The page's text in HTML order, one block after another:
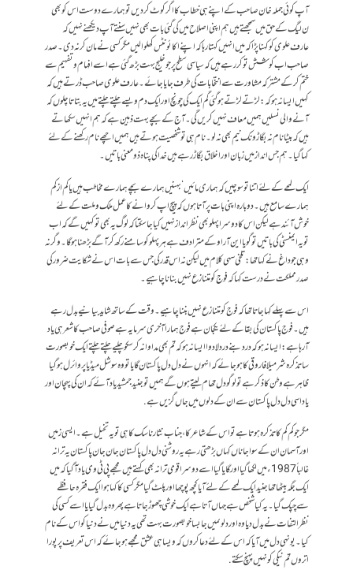
آپ کوئی جملہ خان صاحب کے اپنے ہی خطاب کا اگر کوٹ کر دیں تو ہمارے دوست اس کو بھی
ن لیگ کے حق میں سمجھتے ہیں ہم اپنی اصلاح میں کی گئی بات بھی نہیں سنتے آپ دیکھنے نہیں کہ
عارف علوی کو کہنا پڑا کہ میں انہیں کہتا رہا کہ اپنے اکائونٹس کھلوا لیں مگر کسی نے مان کر نہ دی۔ صدر
صاحب اب کوشش تو کر رہے ہیں کہ سیاسی سطح پر جو خلیج بہت بڑھ گئی ہے اسے افہام و تفہیم سے
ختم کر کے مشترکہ مشاورت سے انتخابات کی طرف جایا جائے۔عارف علوی صاحب ڈرتے ہیں کہ
کہیں ایسا نہ ہو کہ : لڑتے لڑتے ہو گئی گم ایک کی چونچ اور ایک دم ویسے چلتے چلتے میں یہ بتاتا چلوں کہ
آنے والی نسلیں ہمیں معاف نہیں کریں گی۔آج کے بچے بہت ذہین ہے کہ ہم انہیں سکھاتے
ہیں کہ بیٹا نام نہ بگاڑو نک نیم بھی نہ لو۔نام ہی تو شخصیت ہوتے ہیں ہمیں اچھے نام رکھنے کے لئے
کہا گیا ۔ہم جس انداز میں زبان اور اخلاق بگاڑ رہے ہیں خدا کی پناہ ذومعنی باتیں۔
ایک لمحے کے لئے اتنا تو سوچیں کہ ہماری مائیں‘ بہنیں ہمارے بچے ہمارے مخاطب ہیں یا کم از کم
ہمارے سامع ہیں۔ دوبارہ اپنی بات پر آتا ہوں کہ پیچ اپ کروانے کا عمل ملک و ملت کے لئے
خوش آئند ہے لیکن اس کا دوسرا پہلو بھی نظرانداز نہیں کیا جا سکتا کہ لوگ یہ بھی تو کہیں گے کہ اب
تو یہ ایمنسٹی کی باتیں تو گویا این آر او کے مترادف ہے ہر پہلو کو سامنے رکھ کر آگے بڑھنا ہو گا۔ وگرنہ
وہی جو داغ نے کہا تھا: تلخی سہی کلام میں لیکن نہ اس قدر کی جس سے بات اس نے شکایت ضرور کی
صدر مملکت نے درست کہا کہ فوج کو متنازع نہیں بنانا چاہیے۔
اس سے پہلے کہا جاتا تھا کہ فوج کو متنازع نہیں بننا چاہیے۔ وقت کے ساتھ شاید بیانیے بدل رہے
ہیں۔ فوج پاکستان کی بقا کے لئے یکجان ہے فوج ہمارا آخری سرمایہ ہے صوفی صاحب کا شعر ہی یاد
آ رہا ہے: ایسا نہ ہو کہ درد بنے درد لادوا ایسا نہ ہو کہ تم بھی مداوا نہ کر سکو چلیے چلتے چلتے ایک خوبصورت
سا تذکرہ شرمیلا فاروقی کا ہو جائے کہ انہوں نے دل دل پاکستان گایا تو وہ سوشل میڈیا پر وائرل ہو گیا
ظاہرہے وطن کا ذکر ہے تو لوگو دل تھام لیتے ہوں گے ہمیں تو جنید جمشید یاد آئے کہ ان کی پہچان اور
یاد اسی دل دل پاکستان سے ان کے دلوں میں جاں گزیں ہے.
مگر جو کم کم کا تذکرہ ہوتا ہے تو اس کے شاعر کا، جناب نثار ناسک کا ہی تو یہ تخیل ہے۔ ایسی زمیں
اور آسمان ان کے سوا جاناں کہاں بڑھتی رہے یہ روشنی دل دل پاکستان جان جان پاکستان یہ ترانہ
غالباً 1987ء میں لکھا گیا اور گایا گیا اسے دوسرا قومی ترانہ بھی کہتے ہیں مجھے پی ٹی وی یاد آ گیا کہ میں
ایک جگہ بیٹھا تھا جنید ایک لمحے کے لئے آیا کچھ پوچھا اور پلٹ گیا مگر کسی کا کہا ہوا ایک فقرہ حافظے
سے چپک گیا۔یہ کیا شخص ہے جہاں آتا ہے ایک خوشی چھوڑ جاتا ہے پھر وہ بدل گیا یا اسے کسی کی
نظر التفات نے بدل دیا وہ اور دلوںمیں جا بسا خوبصورت بہت تھی یہ دنیا میں نے دنیا کو اس کے نام
کیا۔یونہی دل میں آیا کہ اس کے لئے دعا کروں کہ ویسا ہی عشق مجھے ہو جائے کہ اس تعریف پر پورا
اتروں تم نیکی کو نہیں پہنچ سکتے.